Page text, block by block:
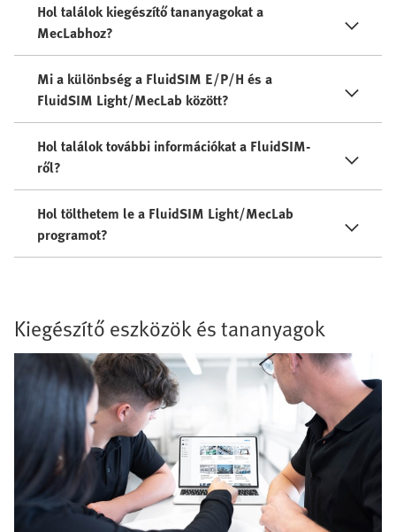
Hol találok kiegészítő tananyagokat a
MecLabhoz?
Mi a különbség a FluidSIM E/P/H és a
FluidSIM Light/MecLab között?
Hol találok további információkat a FluidSIM-
ről?
Hol tölthetem le a FluidSIM Light/MecLab
programot?
Kiegészítő eszközök és tananyagok